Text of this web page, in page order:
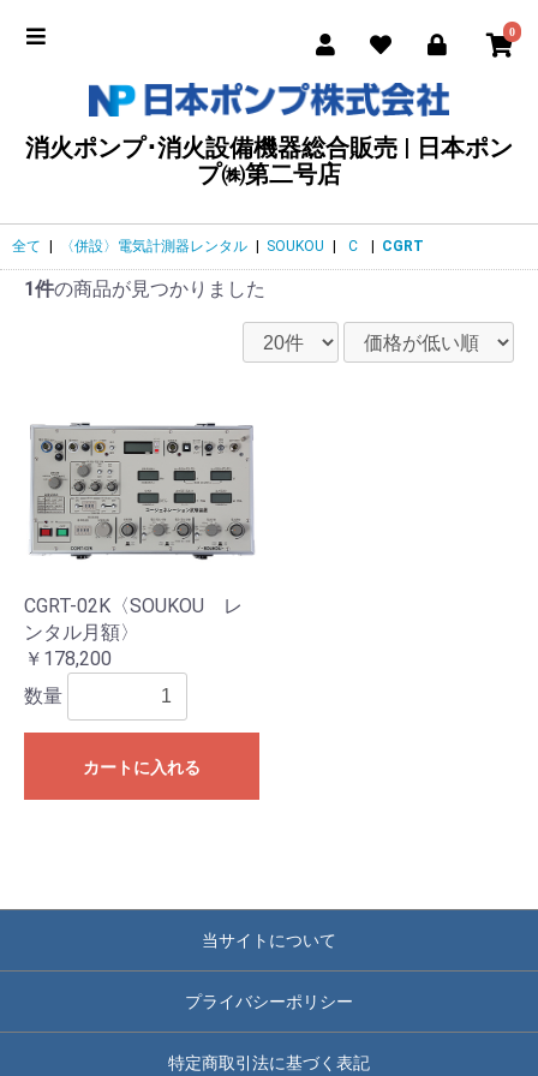
0
消火ポンプ･消火設備機器総合販売 | 日本ポン
プ㈱第二号店
全て | 〈併設〉電気計測器レンタル | SOUKOU | C | CGRT
1件の商品が見つかりました
CGRT-02K〈SOUKOU レ
ンタル月額〉
￥178,200
数量
カートに入れる
当サイトについて
プライバシーポリシー
特定商取引法に基づく表記